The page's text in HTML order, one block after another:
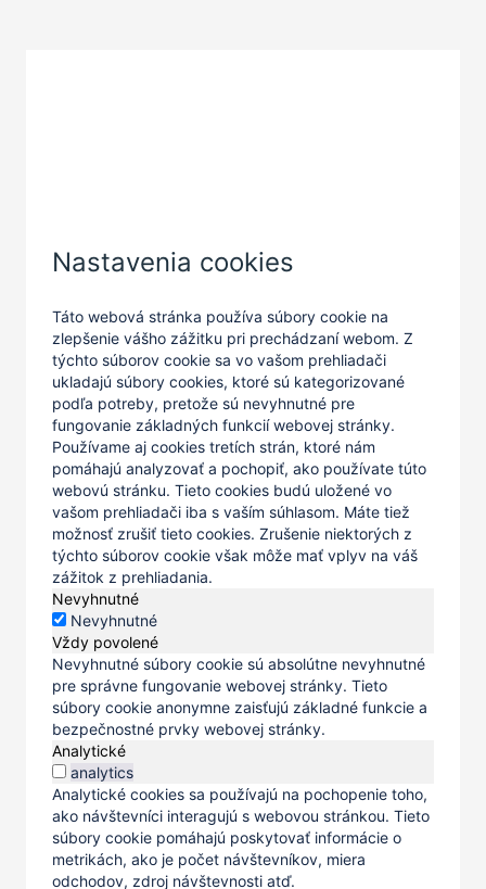
Nastavenia cookies
Táto webová stránka používa súbory cookie na
zlepšenie vášho zážitku pri prechádzaní webom. Z
týchto súborov cookie sa vo vašom prehliadači
ukladajú súbory cookies, ktoré sú kategorizované
podľa potreby, pretože sú nevyhnutné pre
fungovanie základných funkcií webovej stránky.
Používame aj cookies tretích strán, ktoré nám
pomáhajú analyzovať a pochopiť, ako používate túto
webovú stránku. Tieto cookies budú uložené vo
vašom prehliadači iba s vaším súhlasom. Máte tiež
možnosť zrušiť tieto cookies. Zrušenie niektorých z
týchto súborov cookie však môže mať vplyv na váš
zážitok z prehliadania.
Nevyhnutné
Nevyhnutné
Vždy povolené
Nevyhnutné súbory cookie sú absolútne nevyhnutné
pre správne fungovanie webovej stránky. Tieto
súbory cookie anonymne zaisťujú základné funkcie a
bezpečnostné prvky webovej stránky.
Analytické
analytics
Analytické cookies sa používajú na pochopenie toho,
ako návštevníci interagujú s webovou stránkou. Tieto
súbory cookie pomáhajú poskytovať informácie o
metrikách, ako je počet návštevníkov, miera
odchodov, zdroj návštevnosti atď.